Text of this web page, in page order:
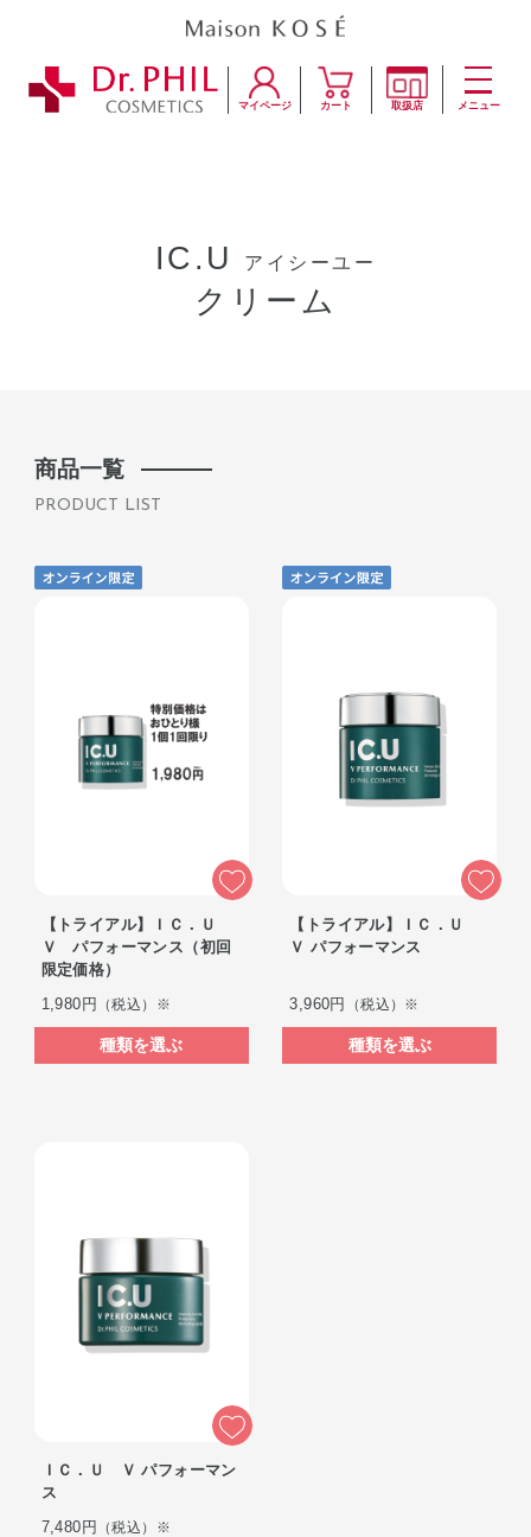
マイページ カート 取扱店 メニュー
IC.U アイシーユー
クリーム
商品一覧
PRODUCT LIST
【トライアル】ＩＣ．Ｕ
Ｖ パフォーマンス（初回
限定価格）
1,980円
（税込）※
種類を選ぶ
【トライアル】ＩＣ．Ｕ
Ｖ パフォーマンス
3,960円 （税込）※
種類を選ぶ
ＩＣ．Ｕ Ｖ パフォーマン
ス
7,480円
（税込）※